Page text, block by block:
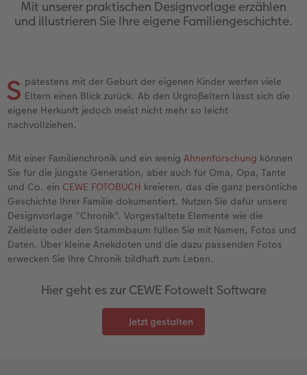
Jahrbuch gestalten
Schuber
Foto-Kochbuch
Kundenbeispiele
Webinare
Anleitungen & Hilfe
Nature Prints
Fotosticker
Sofortfotos
Fotos digitalisieren
CEWE myPhotos
Photo Streetmap Poster
Foto auf Holz
Gallery Print
hexxas
Willkommensschild
im Wunschformat
Dankeskarten Kommunion
Weitere Anlässe
Klappkarten
Fotokarten
Postkarten
Digitale Grußkarte
Textilien
Art Prints
Faber-Castell
Haustierwelt
Geschenkideen
CEWE myPhotos
Papierqualitäten
Kalender-Kundenbeispiele
Extras
CEWE myPhotos
Max Case
Cardholder
Neuheiten
nachhaltiger Schenken
Geburtstagsgeschenke
Kundenbeispiele
Foto- & Bastelkalender
App
Mit unserer praktischen Designvorlage erzählen
und illustrieren Sie Ihre eigene Familiengeschichte.
S pätestens mit der Geburt der eigenen Kinder werfen viele
Eltern einen Blick zurück. Ab den Urgroßeltern lässt sich die
eigene Herkunft jedoch meist nicht mehr so leicht
nachvollziehen.
Mit einer Familienchronik und ein wenigAhnenforschung können
Sie für die jüngste Generation, aber auch für Oma, Opa, Tante
und Co. ein CEWE FOTOBUCH kreieren, das die ganz persönliche
Geschichte Ihrer Familie dokumentiert. Nutzen Sie dafür unsere
Designvorlage "Chronik". Vorgestaltete Elemente wie die
Zeitleiste oder den Stammbaum füllen Sie mit Namen, Fotos und
Daten. Über kleine Anekdoten und die dazu passenden Fotos
erwecken Sie Ihre Chronik bildhaft zum Leben.
Hier geht es zur CEWE Fotowelt Software
Jetzt gestalten